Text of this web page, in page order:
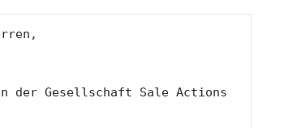
der Gesellschaft Sale Actions